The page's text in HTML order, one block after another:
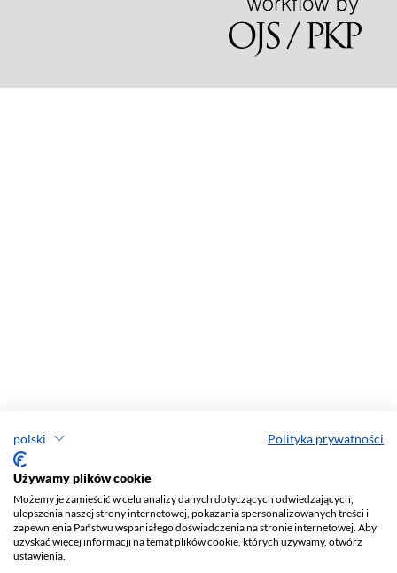
polski Polityka prywatności
Używamy plików cookie
Możemy je zamieścić w celu analizy danych dotyczących odwiedzających,
ulepszenia naszej strony internetowej, pokazania spersonalizowanych treści i
zapewnienia Państwu wspaniałego doświadczenia na stronie internetowej. Aby
uzyskać więcej informacji na temat plików cookie, których używamy, otwórz
ustawienia.